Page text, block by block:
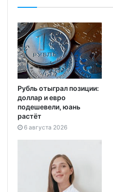
Рубль отыграл позиции:
доллар и евро
подешевели, юань
растёт
6 августа 2026